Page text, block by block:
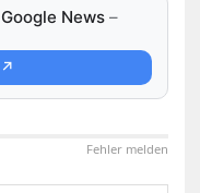
News –
Fehler melden